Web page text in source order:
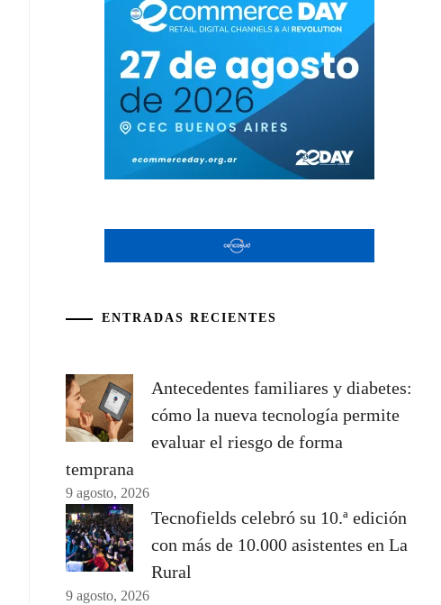
ENTRADAS RECIENTES
Antecedentes familiares y diabetes:
cómo la nueva tecnología permite
evaluar el riesgo de forma
temprana
9 agosto, 2026
Tecnofields celebró su 10.ª edición
con más de 10.000 asistentes en La
Rural
9 agosto, 2026